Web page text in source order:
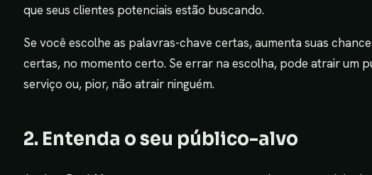
que seus clientes potenciais estão buscando.
Se você escolhe as palavras-chave certas, aumenta suas
certas, no momento certo. Se errar na escolha, pode atrair um
serviço ou, pior, não atrair ninguém.
2. Entenda o seu público-alvo